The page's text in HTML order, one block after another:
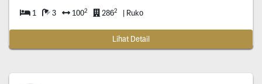
1 3 1002 2862 | Ruko
Lihat Detail